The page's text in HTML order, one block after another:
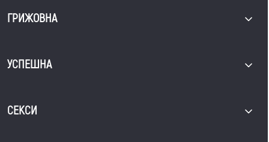
ГРИЖОВНА
УСПЕШНА
СЕКСИ